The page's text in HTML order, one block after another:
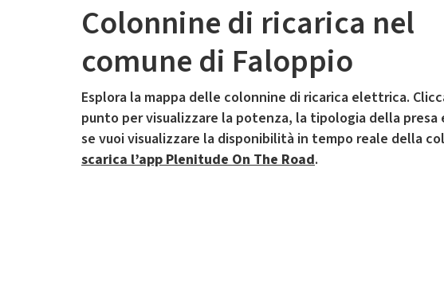
Colonnine di ricarica nel
comune di Faloppio
Esplora la mappa delle colonnine di ricarica elettrica.
punto per visualizzare la potenza, la tipologia della presa
se vuoi visualizzare la disponibilità in tempo reale della
scarica l’app Plenitude On The Road.